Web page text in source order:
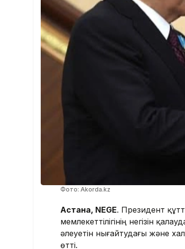
Фото: Akorda.kz
Астана, NEGE. Президент
мемлекеттілігінің негізін
әлеуетін нығайтудағы және
өтті.